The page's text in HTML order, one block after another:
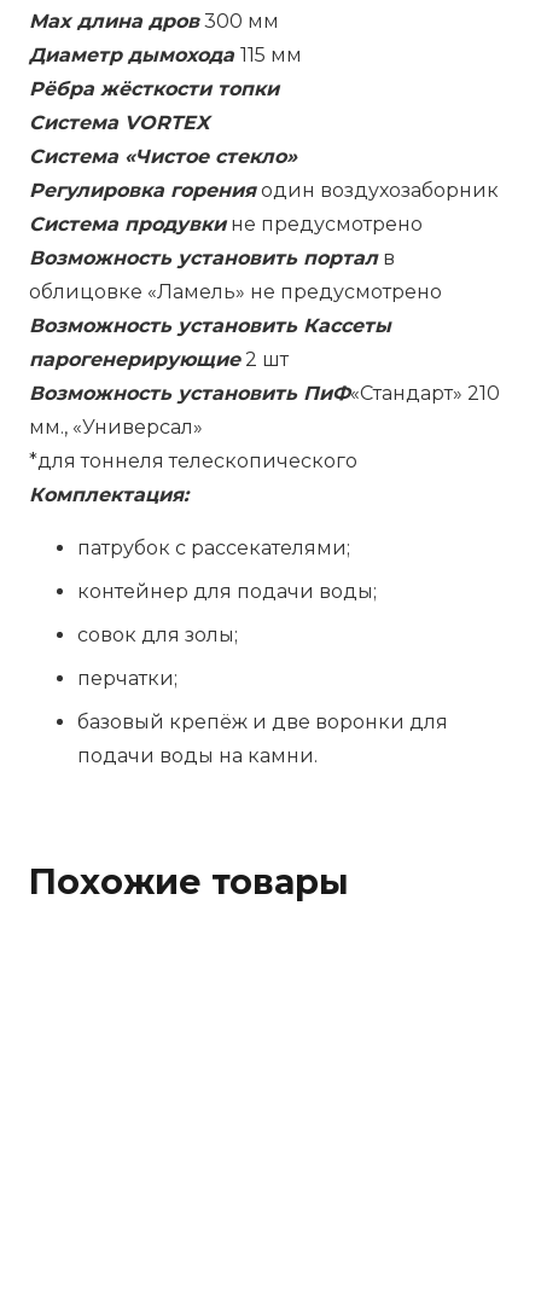
Max длина дров300 мм
Диаметр дымохода 115 мм
Рёбра жёсткости топки
Система VORTEX
Система «Чистое стекло»
Регулировка горенияодин воздухозаборник
Система продувкине предусмотрено
Возможность установить порталв
облицовке «Ламель» не предусмотрено
Возможность установить Кассеты
парогенерирующие2 шт
Возможность установить ПиФ«Стандарт» 210
мм., «Универсал»
*для тоннеля телескопического
Комплектация:
патрубок с рассекателями;
контейнер для подачи воды;
совок для золы;
перчатки;
базовый крепёж и две воронки для
подачи воды на камни.
Похожие товары